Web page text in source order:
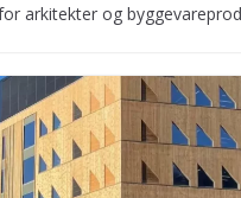
arkitekter og